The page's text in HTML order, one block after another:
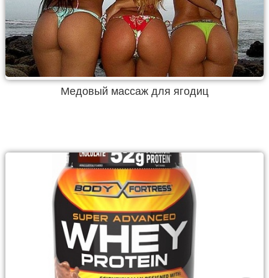
Медовый массаж для ягодиц